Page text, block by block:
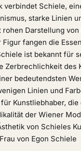
verbindet Schiele,
starke Linien
Darstellung
fangen die
ist bekannt für
Zerbrechlichkeit des
bedeutendsten
Linien und
Kunstliebhaber,
der Wiener
von Schieles
von Egon Schiele